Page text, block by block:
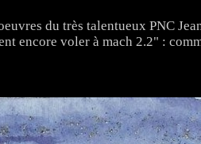
du très talentueux PNC
encore voler à mach 2.2" :